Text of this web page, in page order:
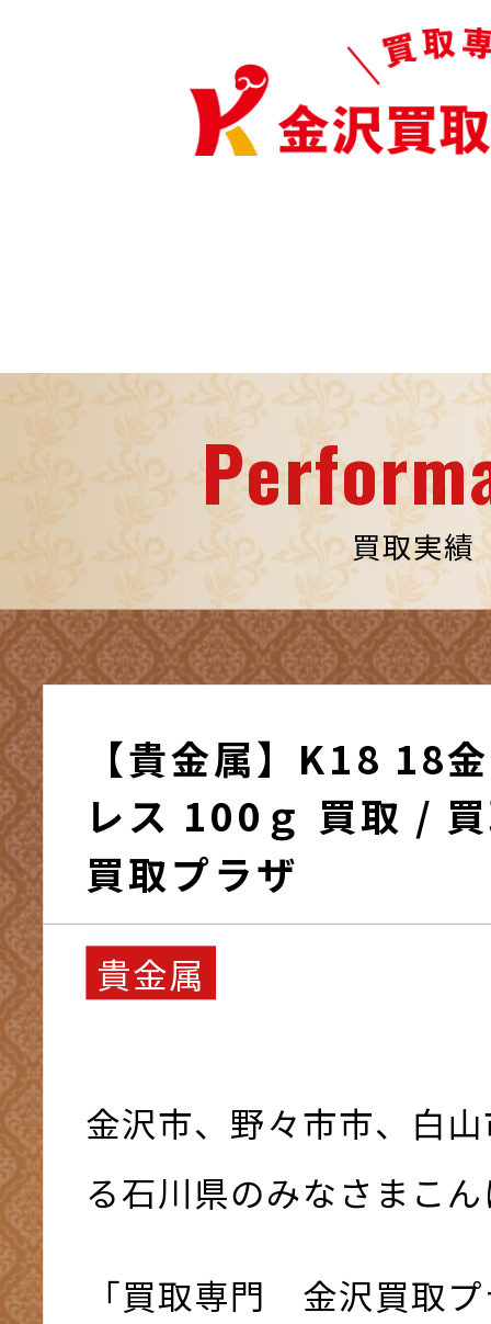
買取実績
【貴金属】K18 18
レス 100ｇ 買取 /
買取プラザ
貴金属
金沢市、野々市市、白
る石川県のみなさまこ
「買取専門 金沢買取